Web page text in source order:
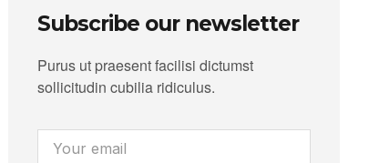
Subscribe our newsletter
Purus ut praesent facilisi dictumst
sollicitudin cubilia ridiculus.